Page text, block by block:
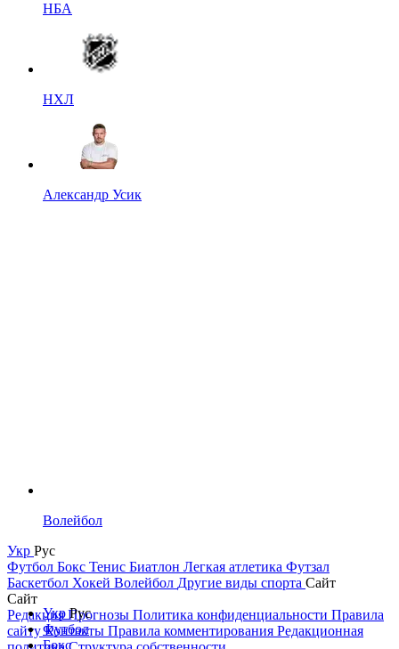
НБА
НХЛ
Александр Усик
Волейбол
Укр Рус
Футбол Бокс Тенис Биатлон Легкая атлетика Футзал
Баскетбол Хокей Волейбол Другие виды спорта Сайт
Сайт
РедакцияПрогнозы Политика конфиденциальности Правила
сайтуКонтакты Правила комментирования Редакционная
УкрРус
Футбол
Бокс